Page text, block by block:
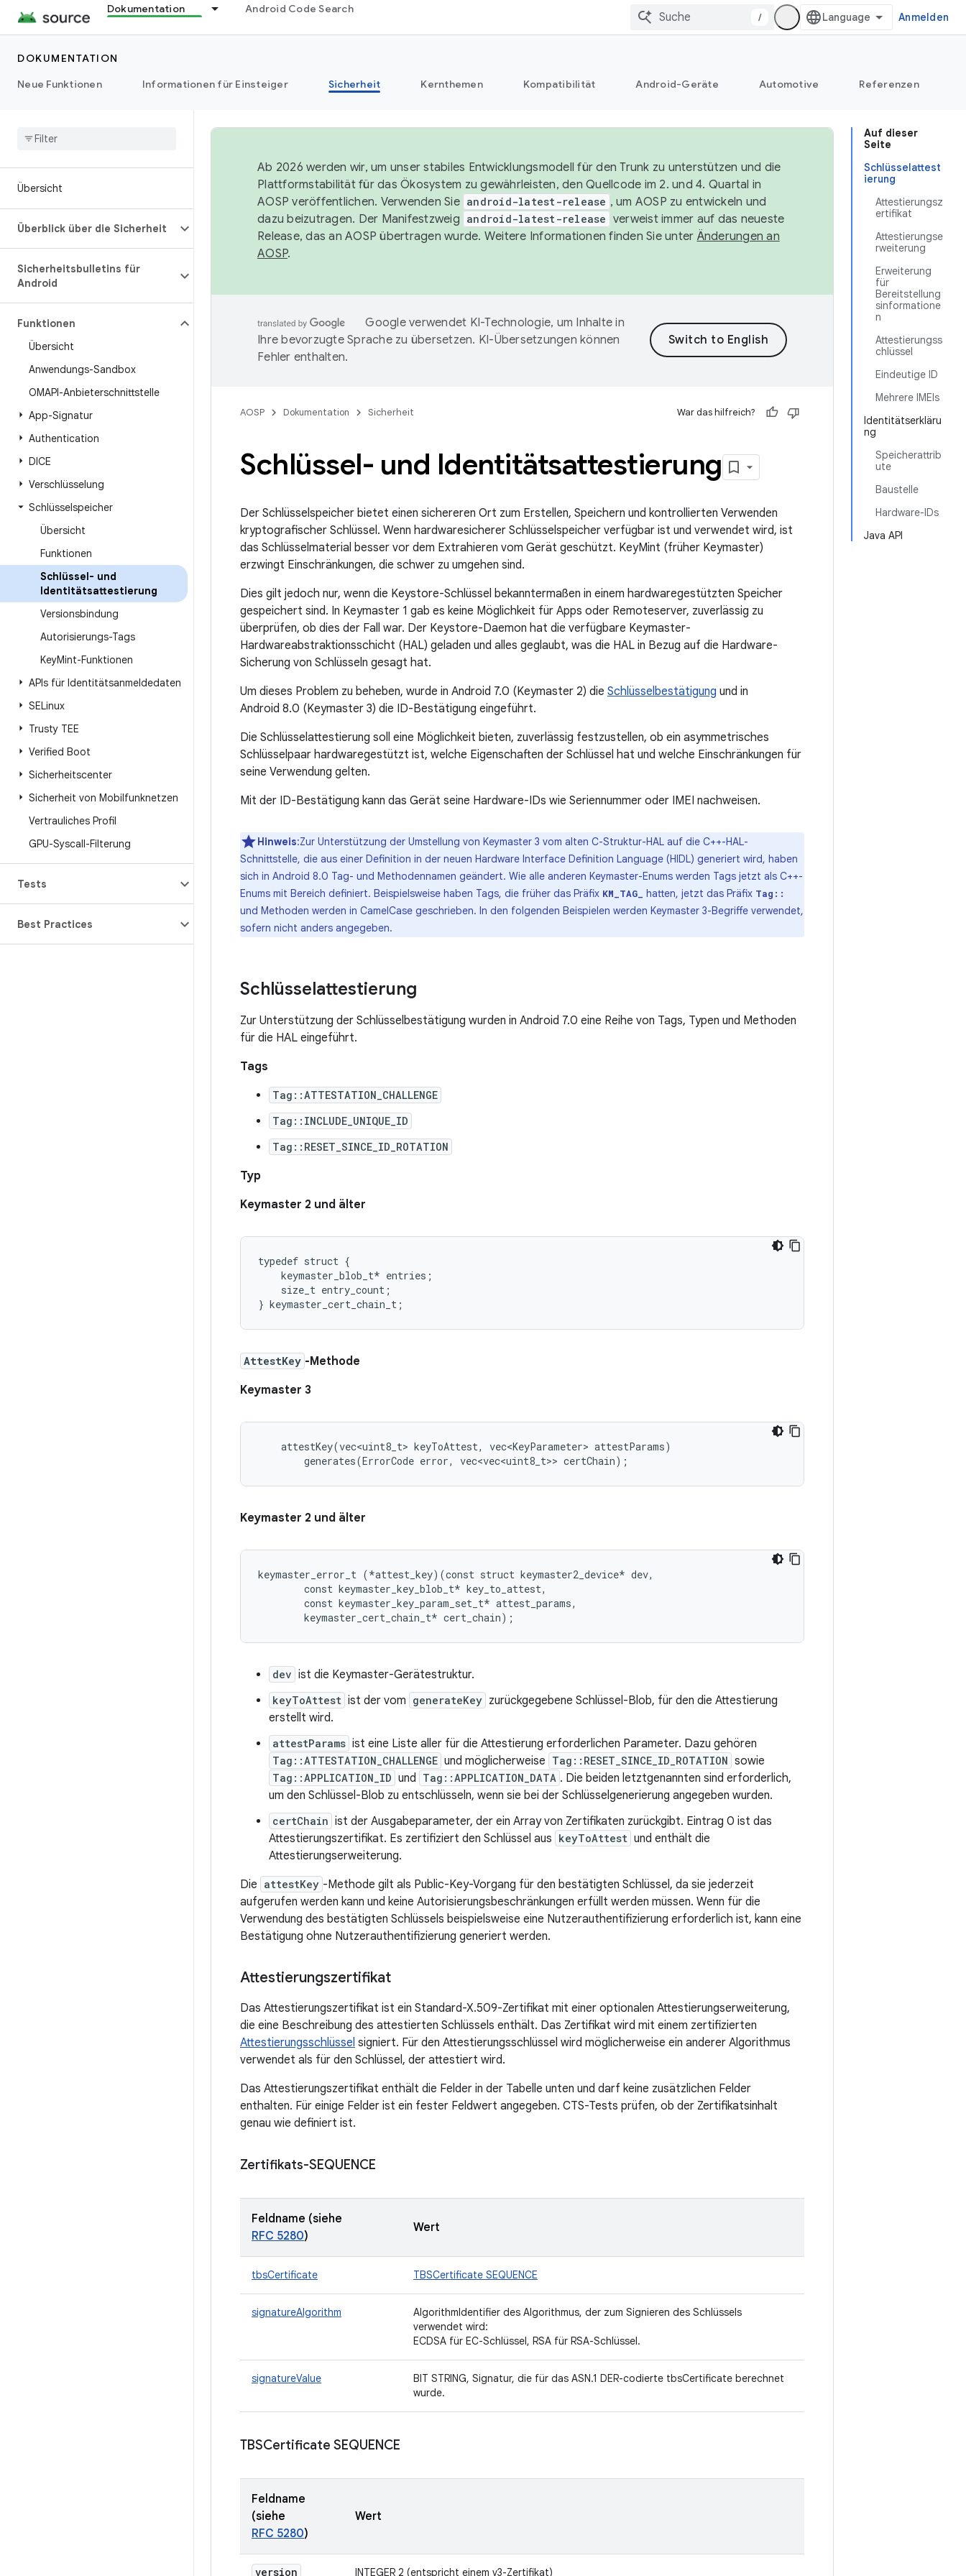
Dokumentation Android Code Search
/ Anmelden
DOKUMENTATION
Neue Funktionen
Informationen für Einsteiger Sicherheit Kernthemen Kompatibilität Android-Geräte Automotive Referenzen
Übersicht
Überblick über die Sicherheit
Sicherheitsbulletins für
Android
Funktionen
Übersicht
Anwendungs-Sandbox
OMAPI-Anbieterschnittstelle
App-Signatur
Authentication
DICE
Verschlüsselung
Schlüsselspeicher
Übersicht
Funktionen
Schlüssel- und
Identitätsattestierung
Versionsbindung
Autorisierungs-Tags
KeyMint-Funktionen
APIs für Identitätsanmeldedaten
SELinux
Trusty TEE
Verified Boot
Sicherheitscenter
Sicherheit von Mobilfunknetzen
Vertrauliches Profil
GPU-Syscall-Filterung
Tests
Best Practices
Auf dieser
Seite
Schlüsselattest
ierung
Attestierungsz
ertifikat
Attestierungse
rweiterung
Erweiterung
für
Bereitstellung
sinformatione
n
Attestierungss
chlüssel
Eindeutige ID
Mehrere IMEIs
Identitätserkläru
ng
Speicherattrib
ute
Baustelle
Hardware-IDs
Java API
Ab 2026 werden wir, um unser stabiles Entwicklungsmodell für den Trunk zu unterstützen und die
Plattformstabilität für das Ökosystem zu gewährleisten, den Quellcode im 2. und 4. Quartal in
AOSP veröffentlichen. Verwenden Sie android-latest-release , um AOSP zu entwickeln und
dazu beizutragen. Der Manifestzweig android-latest-release verweist immer auf das neueste
Release, das an AOSP übertragen wurde. Weitere Informationen finden Sie unter Änderungen an
AOSP.
Google verwendet KI-Technologie, um Inhalte in
Ihre bevorzugte Sprache zu übersetzen. KI-Übersetzungen können
Fehler enthalten.
AOSP Dokumentation Sicherheit War das hilfreich?
Schlüssel- und Identitätsattestierung
Der Schlüsselspeicher bietet einen sichereren Ort zum Erstellen, Speichern und kontrollierten Verwenden
kryptografischer Schlüssel. Wenn hardwaresicherer Schlüsselspeicher verfügbar ist und verwendet wird, ist
das Schlüsselmaterial besser vor dem Extrahieren vom Gerät geschützt. KeyMint (früher Keymaster)
erzwingt Einschränkungen, die schwer zu umgehen sind.
Dies gilt jedoch nur, wenn die Keystore-Schlüssel bekanntermaßen in einem hardwaregestützten Speicher
gespeichert sind. In Keymaster 1 gab es keine Möglichkeit für Apps oder Remoteserver, zuverlässig zu
überprüfen, ob dies der Fall war. Der Keystore-Daemon hat die verfügbare Keymaster-
Hardwareabstraktionsschicht (HAL) geladen und alles geglaubt, was die HAL in Bezug auf die Hardware-
Sicherung von Schlüsseln gesagt hat.
Um dieses Problem zu beheben, wurde in Android 7.0 (Keymaster 2) die Schlüsselbestätigung und in
Android 8.0 (Keymaster 3) die ID-Bestätigung eingeführt.
Die Schlüsselattestierung soll eine Möglichkeit bieten, zuverlässig festzustellen, ob ein asymmetrisches
Schlüsselpaar hardwaregestützt ist, welche Eigenschaften der Schlüssel hat und welche Einschränkungen für
seine Verwendung gelten.
Mit der ID-Bestätigung kann das Gerät seine Hardware-IDs wie Seriennummer oder IMEI nachweisen.
Hinweis:Zur Unterstützung der Umstellung von Keymaster 3 vom alten C-Struktur-HAL auf die C++-HAL-
Schnittstelle, die aus einer Definition in der neuen Hardware Interface Definition Language (HIDL) generiert wird, haben
sich in Android 8.0 Tag- und Methodennamen geändert. Wie alle anderen Keymaster-Enums werden Tags jetzt als C++-
Enums mit Bereich definiert. Beispielsweise haben Tags, die früher das Präfix KM_TAG_ hatten, jetzt das Präfix Tag::
und Methoden werden in CamelCase geschrieben. In den folgenden Beispielen werden Keymaster 3-Begriffe verwendet,
sofern nicht anders angegeben.
Schlüsselattestierung
Zur Unterstützung der Schlüsselbestätigung wurden in Android 7.0 eine Reihe von Tags, Typen und Methoden
für die HAL eingeführt.
Tags
Tag::ATTESTATION_CHALLENGE
Tag::INCLUDE_UNIQUE_ID
Tag::RESET_SINCE_ID_ROTATION
Typ
Keymaster 2 und älter
typedef struct {
    keymaster_blob_t* entries;
    size_t entry_count;
AttestKey -Methode
Keymaster 3
    attestKey(vec<uint8_t> keyToAttest, vec<KeyParameter> attestParams)
        generates(ErrorCode error, vec<vec<uint8_t>> certChain);
Keymaster 2 und älter
keymaster_error_t (*attest_key)(const struct keymaster2_device* dev,
        const keymaster_key_blob_t* key_to_attest,
        const keymaster_key_param_set_t* attest_params,
dev ist die Keymaster-Gerätestruktur.
keyToAttest ist der vom generateKey zurückgegebene Schlüssel-Blob, für den die Attestierung
erstellt wird.
attestParams ist eine Liste aller für die Attestierung erforderlichen Parameter. Dazu gehören
Tag::ATTESTATION_CHALLENGE und möglicherweise Tag::RESET_SINCE_ID_ROTATION sowie
Tag::APPLICATION_ID und Tag::APPLICATION_DATA . Die beiden letztgenannten sind erforderlich,
um den Schlüssel-Blob zu entschlüsseln, wenn sie bei der Schlüsselgenerierung angegeben wurden.
certChain ist der Ausgabeparameter, der ein Array von Zertifikaten zurückgibt. Eintrag 0 ist das
Attestierungszertifikat. Es zertifiziert den Schlüssel aus keyToAttest und enthält die
Attestierungserweiterung.
Die attestKey -Methode gilt als Public-Key-Vorgang für den bestätigten Schlüssel, da sie jederzeit
aufgerufen werden kann und keine Autorisierungsbeschränkungen erfüllt werden müssen. Wenn für die
Verwendung des bestätigten Schlüssels beispielsweise eine Nutzerauthentifizierung erforderlich ist, kann eine
Bestätigung ohne Nutzerauthentifizierung generiert werden.
Attestierungszertifikat
Das Attestierungszertifikat ist ein Standard-X.509-Zertifikat mit einer optionalen Attestierungserweiterung,
die eine Beschreibung des attestierten Schlüssels enthält. Das Zertifikat wird mit einem zertifizierten
Attestierungsschlüssel signiert. Für den Attestierungsschlüssel wird möglicherweise ein anderer Algorithmus
verwendet als für den Schlüssel, der attestiert wird.
Das Attestierungszertifikat enthält die Felder in der Tabelle unten und darf keine zusätzlichen Felder
enthalten. Für einige Felder ist ein fester Feldwert angegeben. CTS-Tests prüfen, ob der Zertifikatsinhalt
genau wie definiert ist.
Zertifikats-SEQUENCE
Feldname (siehe
RFC 5280)
Wert
tbsCertificate TBSCertificate SEQUENCE
signatureAlgorithm
AlgorithmIdentifier des Algorithmus, der zum Signieren des Schlüssels
verwendet wird:
ECDSA für EC-Schlüssel, RSA für RSA-Schlüssel.
signatureValue
BIT STRING, Signatur, die für das ASN.1 DER-codierte tbsCertificate berechnet
wurde.
TBSCertificate SEQUENCE
Feldname
(siehe
RFC 5280)
Wert
version INTEGER 2 (entspricht einem v3-Zertifikat)